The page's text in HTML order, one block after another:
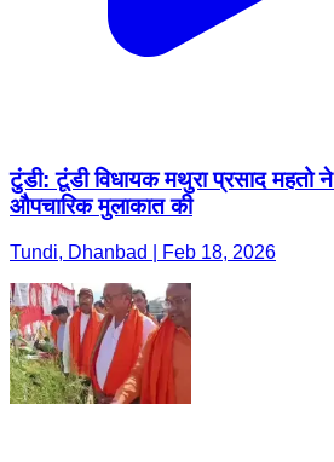
टुंडी: टूंडी विधायक मथुरा प्रसाद महतो
औपचारिक मुलाकात की
Tundi, Dhanbad | Feb 18, 2026